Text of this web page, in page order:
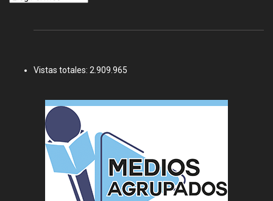
Vistas totales: 2.909.965